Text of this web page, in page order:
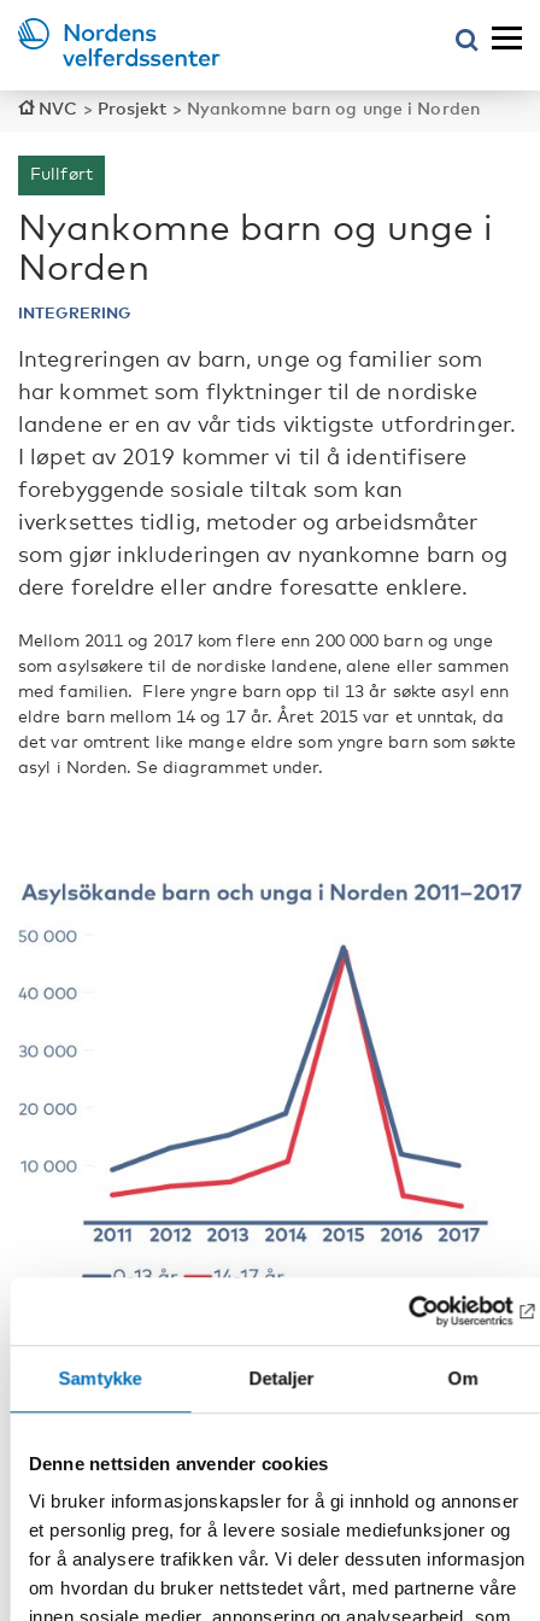
Samtykke Detaljer Om
Denne nettsiden anvender cookies
Vi bruker informasjonskapsler for å gi innhold og annonser
et personlig preg, for å levere sosiale mediefunksjoner og
for å analysere trafikken vår. Vi deler dessuten informasjon
om hvordan du bruker nettstedet vårt, med partnerne våre
NVC > Prosjekt > Nyankomne barn og unge i Norden
Fullført
Nyankomne barn og unge i
Norden
INTEGRERING
Integreringen av barn, unge og familier som
har kommet som flyktninger til de nordiske
landene er en av vår tids viktigste utfordringer.
I løpet av 2019 kommer vi til å identifisere
forebyggende sosiale tiltak som kan
iverksettes tidlig, metoder og arbeidsmåter
som gjør inkluderingen av nyankomne barn og
dere foreldre eller andre foresatte enklere.
Mellom 2011 og 2017 kom flere enn 200 000 barn og unge
som asylsøkere til de nordiske landene, alene eller sammen
med familien. Flere yngre barn opp til 13 år søkte asyl enn
eldre barn mellom 14 og 17 år. Året 2015 var et unntak, da
det var omtrent like mange eldre som yngre barn som søkte
asyl i Norden. Se diagrammet under.
Tidlige innsatser
I 2018 har vi identifisert tidlige sosialfaglige innsatser for å
foreldre og foresatte.
Eksempler på tiltak erFHillesom er et skoleforberedende
program i Finland, og Child friendly spaces, som retter seg
mot barn under skolealder i asylsøkende familier.
Mindspring
i Danmark jobber med psykososiale peer to
Integrationshuset Kringlebakken